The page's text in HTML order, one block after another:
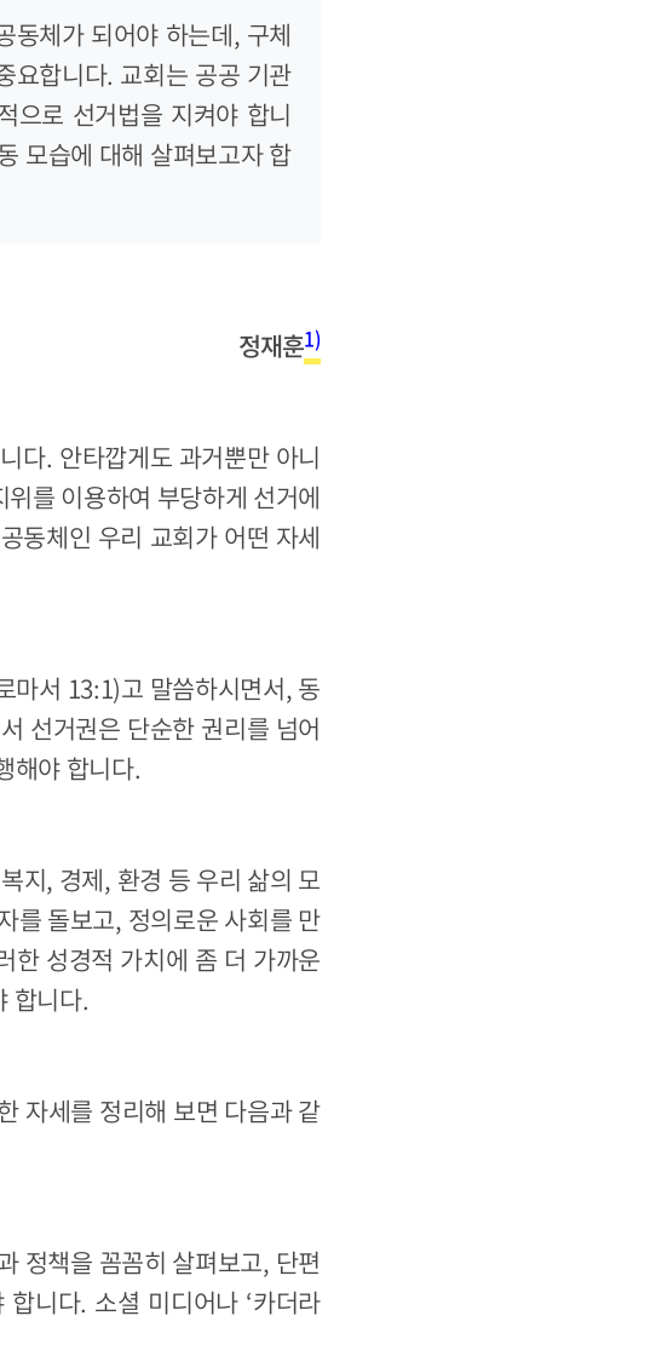
동체가 되어야 하는데, 구체
요합니다. 교회는 공공 기관
으로 선거법을 지켜야 합니
모습에 대해 살펴보고자 합
정재훈1)
다. 안타깝게도 과거뿐만 아니
를 이용하여 부당하게 선거에
동체인 우리 교회가 어떤 자세
마서 13:1)고 말씀하시면서, 동
선거권은 단순한 권리를 넘어
해야 합니다.
지, 경제, 환경 등 우리 삶의 모
를 돌보고, 정의로운 사회를 만
한 성경적 가치에 좀 더 가까운
합니다.
자세를 정리해 보면 다음과 같
정책을 꼼꼼히 살펴보고, 단편
니다. 소셜 미디어나 ‘카더라